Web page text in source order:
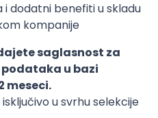
dodatni benefiti u skladu
kompanije
saglasnost za
u bazi
meseci.
u svrhu selekcije